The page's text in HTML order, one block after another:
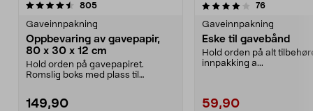
805anmeldelser
Gaveinnpakning
Oppbevaring av gavepapir,
80 x 30 x 12 cm
Hold orden på gavepapiret.
Romslig boks med plass til
149,90
4.0 av 5 stjerner 76
Gaveinnpakning
Eske til gavebånd
Hold orden på alt
innpakking a...
59,90
4.5 av 5 stjerner